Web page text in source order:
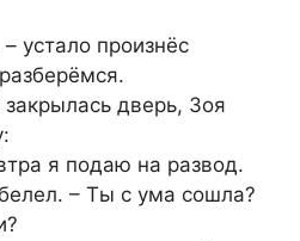
устало произнёс
дверь, Зоя
я подаю на развод.
– Ты с ума сошла?